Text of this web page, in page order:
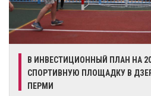
​В ИНВЕСТИЦИОННЫЙ ПЛАН НА
СПОРТИВНУЮ ПЛОЩАДКУ В
ПЕРМИ